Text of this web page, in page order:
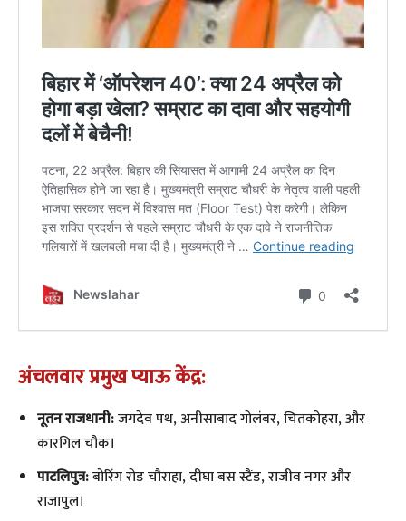
अंचलवार प्रमुख प्याऊ केंद्र:
नूतन राजधानी:जगदेव पथ, अनीसाबाद गोलंबर, चितकोहरा, और
कारगिल चौक।
पाटलिपुत्र:बोरिंग रोड चौराहा, दीघा बस स्टैंड, राजीव नगर और
राजापुल।